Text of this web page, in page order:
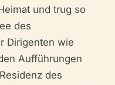
und trug so
des
Dirigenten wie
Aufführungen
des